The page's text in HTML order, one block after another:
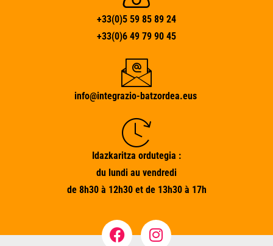
+33(0)5 59 85 89 24
+33(0)6 49 79 90 45
info@integrazio-batzordea.eus
Idazkaritza ordutegia :
du lundi au vendredi
de 8h30 à 12h30 et de 13h30 à 17h